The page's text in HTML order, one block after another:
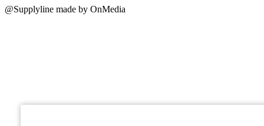
@Supplyline made by OnMedia